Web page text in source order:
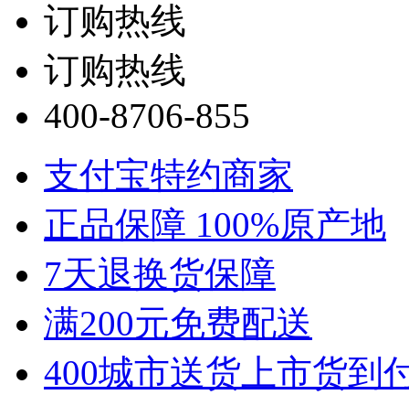
订购热线
订购热线
400-8706-855
支付宝特约商家
正品保障 100%原产地
7天退换货保障
满200元免费配送
400城市送货上市货到